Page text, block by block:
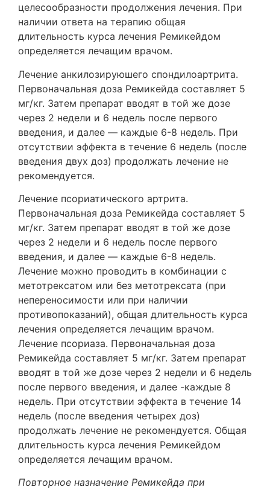
целесообразности продолжения лечения. При
наличии ответа на терапию общая
длительность курса лечения Ремикейдом
определяется лечащим врачом.
Лечение анкилозируюшего спондилоартрита.
Первоначальная доза Ремикейда составляет 5
мг/кг. Затем препарат вводят в той же дозе
через 2 недели и 6 недель после первого
введения, и далее — каждые 6-8 недель. При
отсутствии эффекта в течение 6 недель (после
введения двух доз) продолжать лечение не
рекомендуется.
Лечение псориатического артрита.
Первоначальная доза Ремикейда составляет 5
мг/кг. Затем препарат вводят в той же дозе
через 2 недели и 6 недель после первого
введения, и далее — каждые 6-8 недель.
Лечение можно проводить в комбинации с
метотрексатом или без метотрексата (при
непереносимости или при наличии
противопоказаний), общая длительность курса
лечения определяется лечащим врачом.
Лечение псориаза. Первоначальная доза
Ремикейда составляет 5 мг/кг. Затем препарат
вводят в той же дозе через 2 недели и 6 недель
после первого введения, и далее -каждые 8
недель. При отсутствии эффекта в течение 14
недель (после введения четырех доз)
продолжать лечение не рекомендуется. Общая
длительность курса лечения Ремикейдом
определяется лечащим врачом.
Повторное назначение Ремикейда при